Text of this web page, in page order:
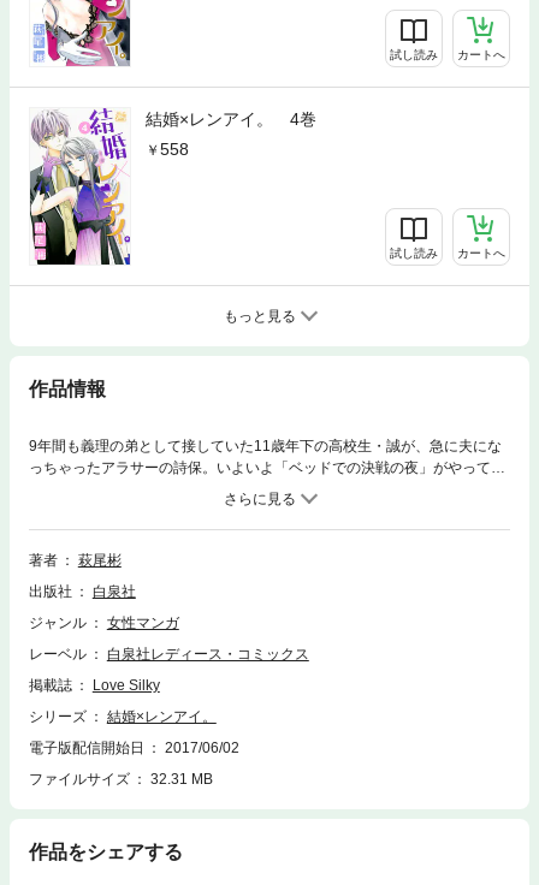
試し読み カートへ
結婚×レンアイ。 4巻
558
試し読み カートへ
もっと見る
作品情報
9年間も義理の弟として接していた11歳年下の高校生・誠が、急に夫にな
っちゃったアラサーの詩保。いよいよ「ベッドでの決戦の夜」がやってく
るが…!?ふたりのいろいろな過去が明らかになる必読の最新刊。詩保と親
友・ミツの高校生時代を描く番外編も収録。(このコミックスにはLove Sil
ky Vol.42,43,45,46,49に掲載されたstory09-12,14を加筆修正して収録して
います。)
著者
萩尾彬
出版社
白泉社
ジャンル
女性マンガ
レーベル
白泉社レディース・コミックス
掲載誌
Love Silky
シリーズ
結婚×レンアイ。
電子版配信開始日
2017/06/02
ファイルサイズ
32.31 MB
作品をシェアする